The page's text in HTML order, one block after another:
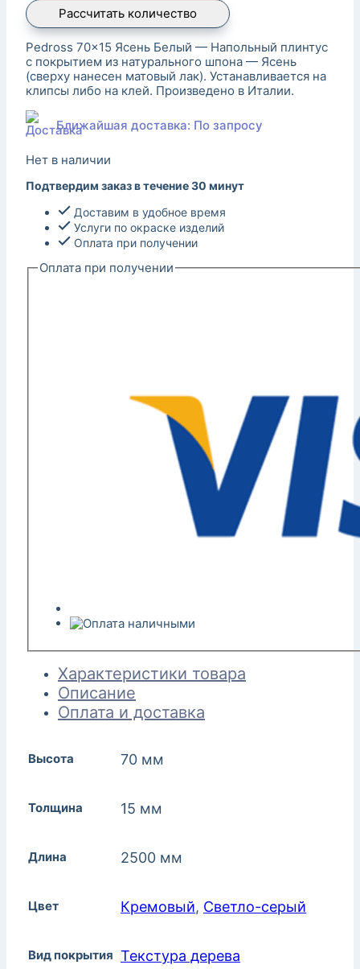
Рассчитать количество
Pedross 70×15 Ясень Белый — Напольный плинтус
с покрытием из натурального шпона — Ясень
(сверху нанесен матовый лак). Устанавливается на
клипсы либо на клей. Произведено в Италии.
Ближайшая доставка: По запросу
Нет в наличии
Подтвердим заказ в течение 30 минут
Доставим в удобное время
Услуги по окраске изделий
Оплата при получении
Оплата при получении
Характеристики товара
Описание
Оплата и доставка
Высота 70 мм
Толщина 15 мм
Длина 2500 мм
Цвет Кремовый, Светло-серый
Вид покрытия Текстура дерева